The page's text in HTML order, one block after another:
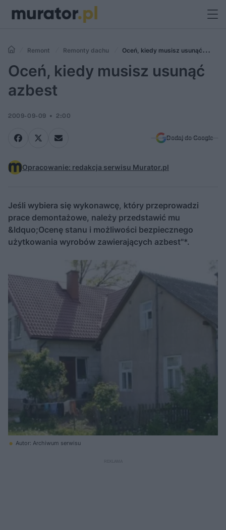
Remont Remonty dachu
Oceń, kiedy musisz usunąć
azbest
Oceń, kiedy musisz usunąć
azbest
2009-09-09 2:00
Dodaj do Google
Opracowanie: redakcja serwisu Murator.pl
Jeśli wybiera się wykonawcę, który przeprowadzi
prace demontażowe, należy przedstawić mu
&ldquo;Ocenę stanu i możliwości bezpiecznego
użytkowania wyrobów zawierających azbest"*.
Autor: Archiwum serwisu